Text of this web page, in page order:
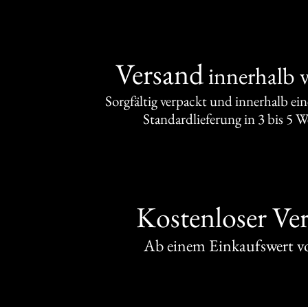
Versandinnerhalb
Sorgfältig verpackt und innerhalb
Standardlieferung in 3 bis 5
Kostenloser
Ab einem Einkaufswert